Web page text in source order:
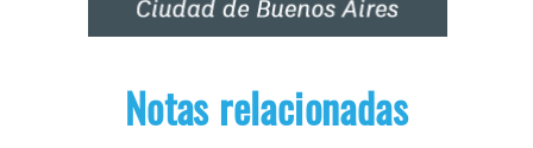
Notas relacionadas